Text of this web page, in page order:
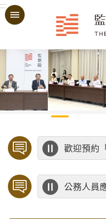
跳到主要內容區塊
:::